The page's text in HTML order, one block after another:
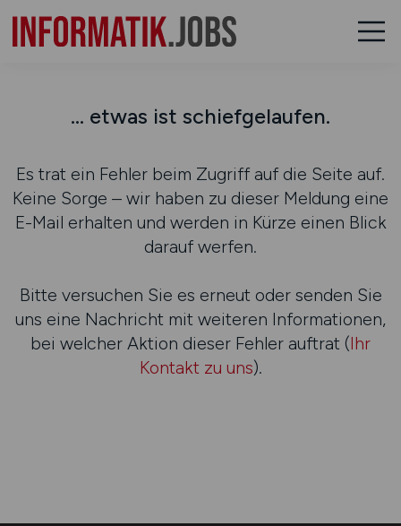
... etwas ist schiefgelaufen.
Es trat ein Fehler beim Zugriff auf die Seite auf.
Keine Sorge – wir haben zu dieser Meldung eine
E-Mail erhalten und werden in Kürze einen Blick
darauf werfen.
Bitte versuchen Sie es erneut oder senden Sie
uns eine Nachricht mit weiteren Informationen,
bei welcher Aktion dieser Fehler auftrat (Ihr
Kontakt zu uns).